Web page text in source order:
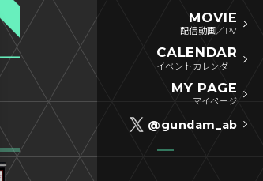
MOVIE
配信動画／PV
CALENDAR
イベントカレンダー
MY PAGE
マイページ
@gundam_ab